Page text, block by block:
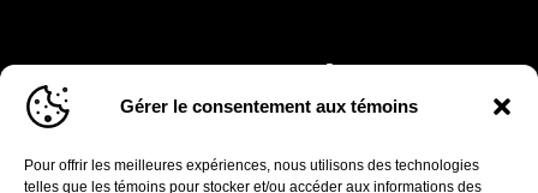
Gérer le consentement aux témoins
Pour offrir les meilleures expériences, nous utilisons des technologies
telles que les témoins pour stocker et/ou accéder aux informations des
INFOLETTRE
Cliquez pour accepter les cookies marketing